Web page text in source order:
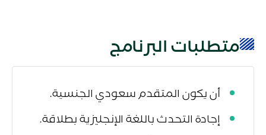
متطلبات البرنامج
أن يكون المتقدم سعودي الجنسية.
إجادة التحدث باللغة الإنجليزية بطلاقة.